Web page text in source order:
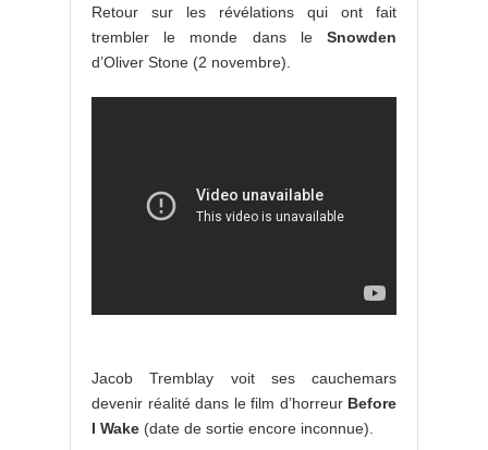
Retour sur les révélations qui ont fait
trembler le monde dans le Snowden
d’Oliver Stone (2 novembre).
Jacob Tremblay voit ses cauchemars
devenir réalité dans le film d’horreur Before
I Wake (date de sortie encore inconnue).